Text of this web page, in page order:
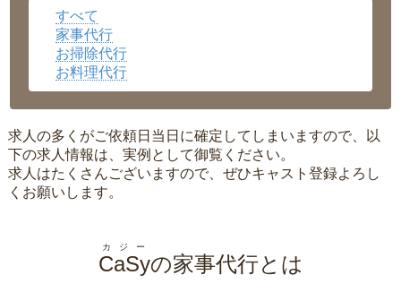
沖縄県
すべて
家事代行
お掃除代行
お料理代行
求人の多くがご依頼日当日に確定してしまいますので、以
下の求人情報は、実例として御覧ください。
求人はたくさんございますので、ぜひキャスト登録よろし
くお願いします。
CaSy
カジー
の家事代行とは